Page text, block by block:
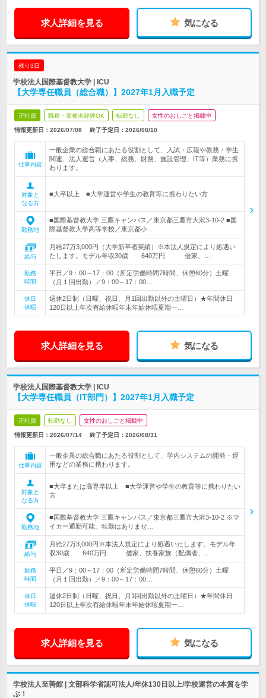
求人詳細を見る 気になる
残り3日
学校法人国際基督教大学 | ICU
【大学専任職員（総合職）】2027年1月入職予定
正社員 職種・業種未経験OK 転勤なし 女性のおしごと掲載中
情報更新日：2026/07/08 終了予定日： 2026/08/10
仕事内容
一般企業の総合職にあたる役割として、入試・広報や教務・学生
関連、法人運営（人事、総務、財務、施設管理、IT等）業務に携
わります。
対象と
なる方
■大卒以上 ■大学運営や学生の教育等に携わりたい方
勤務地
■国際基督教大学 三鷹キャンパス／東京都三鷹市大沢3-10-2 ■国
際基督教大学高等学校／東京都小…
給与
月給27万3,000円（大学新卒者実績）※本法人規定により処遇い
たします。モデル年収30歳 640万円 借家、…
勤務
時間
平日／9：00～17：00（所定労働時間7時間、休憩60分）土曜
（月１回出勤）／9：00～17：00…
休日
休暇
週休2日制（日曜、祝日、月1回出勤以外の土曜日）★年間休日
120日以上年次有給休暇年末年始休暇夏期一…
求人詳細を見る 気になる
学校法人国際基督教大学 | ICU
【大学専任職員（IT部門）】2027年1月入職予定
正社員 転勤なし 女性のおしごと掲載中
情報更新日：2026/07/14 終了予定日： 2026/08/31
仕事内容
一般企業の総合職にあたる役割として、学内システムの開発・運
用などの業務に携わります。
対象と
なる方
■大卒または高専卒以上 ■大学運営や学生の教育等に携わりたい
方
勤務地
■国際基督教大学 三鷹キャンパス／東京都三鷹市大沢3-10-2 ※マ
イカー通勤可能。転勤はありませ…
給与
月給27万3,000円※本法人規定により処遇いたします。モデル年
収30歳 640万円 借家、扶養家族（配偶者、…
勤務
時間
平日／9：00～17：00（所定労働時間7時間、休憩60分）土曜
（月１回出勤）／9：00～17：00…
休日
休暇
週休2日制（日曜、祝日、月1回出勤以外の土曜日）★年間休日
120日以上年次有給休暇年末年始休暇夏期一…
求人詳細を見る 気になる
学校法人至善館 | 文部科学省認可法人/年休130日以上/学校運営の本質を学
ぶ！